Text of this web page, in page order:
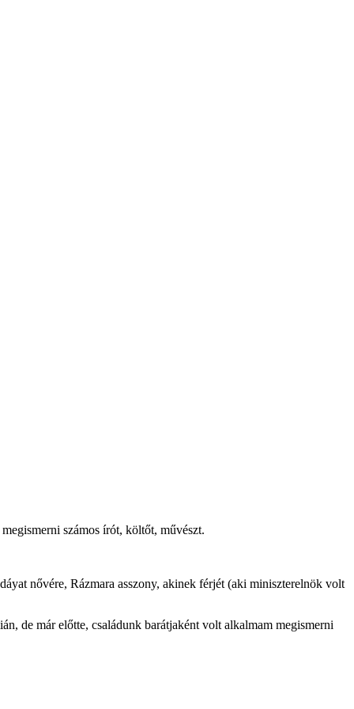
számos írót, költőt, művészt.
nővére, Rázmara asszony, akinek férjét (aki miniszterelnök volt
de már előtte, családunk barátjaként volt alkalmam megismerni